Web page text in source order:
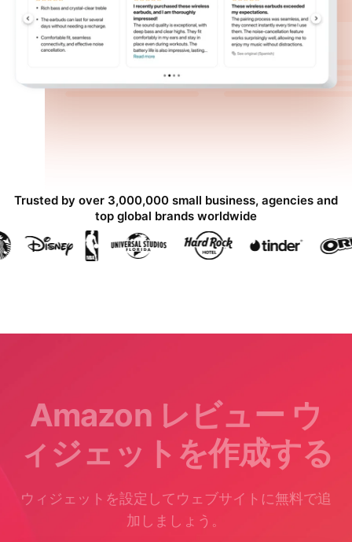
Trusted by over 3,000,000 small business, agencies and
top global brands worldwide
Amazon レビュー ウ
ィジェットを作成する
ウィジェットを設定してウェブサイトに無料で追
加しましょう。